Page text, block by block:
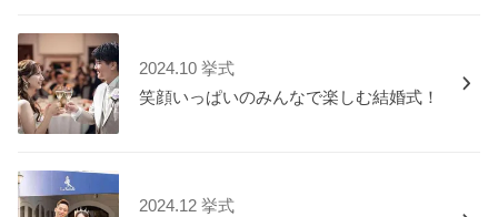
2024.10 挙式
笑顔いっぱいのみんなで楽しむ結婚式！
2024.12 挙式